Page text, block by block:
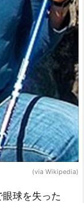
(via Wikipedia)
球を失った